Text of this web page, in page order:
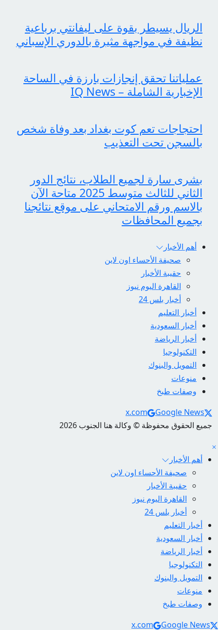
الريال يسيطر بقوة على ليفانتي برباعية
نظيفة في مواجهة مثيرة بالدوري الإسباني
عملياتنا تحقق إنجازات بارزة في الساحة
الإخبارية الشاملة – IQ News
احتجاجات تعم كوت بغداد بعد وفاة شخص
بالسجن تحت التعذيب
بشرى سارة لجميع الطلاب، نتائج الدور
الثاني للثالث متوسط 2025 متاحة الآن
بالاسم ورقم الامتحاني على موقع نتائجنا
بجميع المحافظات
أهم الأخبار
صحيفة الأحساء اون لاين
حقيبة الأخبار
القاهرة اليوم نيوز
أخبار بلس 24
أخبار التعليم
أخبار السعودية
أخبار الرياضة
التكنولوجيا
التمويل والبنوك
منوعات
وصفات طبخ
Social Links
x.com
Google News
جميع الحقوق محفوظة © وكالة هنا الجنوب 2026
أهم الأخبار
صحيفة الأحساء اون لاين
حقيبة الأخبار
القاهرة اليوم نيوز
أخبار بلس 24
أخبار التعليم
أخبار السعودية
أخبار الرياضة
التكنولوجيا
التمويل والبنوك
منوعات
وصفات طبخ
Social Links
x.com Google News